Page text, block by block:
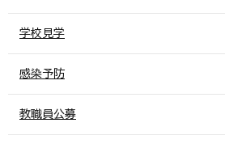
学校見学
感染予防
教職員公募